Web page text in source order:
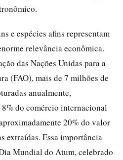
e espécies afins representam
relevância econômica.
das Nações Unidas para a
(FAO), mais de 7 milhões de
anualmente,
do comércio internacional
20% do valor
extraídas. Essa importância
Mundial do Atum, celebrado